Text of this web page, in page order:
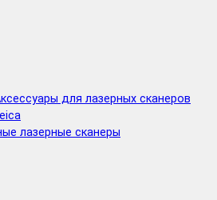
для лазерных сканеров
лазерные сканеры